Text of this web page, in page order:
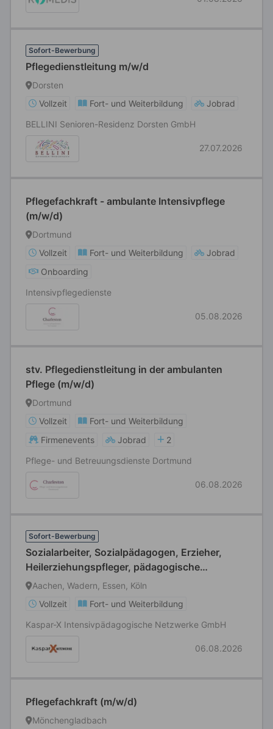
Sofort-Bewerbung
Pflegedienstleitung m/w/d
Dorsten
Vollzeit
Fort- und Weiterbildung
Jobrad
BELLINI Senioren-Residenz Dorsten GmbH
27.07.2026
Pflegefachkraft - ambulante Intensivpflege
(m/w/d)
Dortmund
Vollzeit
Fort- und Weiterbildung
Jobrad
Onboarding
Intensivpflegedienste
05.08.2026
stv. Pflegedienstleitung in der ambulanten
Pflege (m/w/d)
Dortmund
Vollzeit
Fort- und Weiterbildung
Firmenevents
Jobrad
2
Pflege- und Betreuungsdienste Dortmund
06.08.2026
Sofort-Bewerbung
Sozialarbeiter, Sozialpädagogen, Erzieher,
Heilerziehungspfleger, pädagogische
Fachkräfte (m/w/d)
Aachen, Wadern, Essen, Köln
Vollzeit
Fort- und Weiterbildung
Kaspar-X Intensivpädagogische Netzwerke GmbH
06.08.2026
Pflegefachkraft (m/w/d)
Mönchengladbach